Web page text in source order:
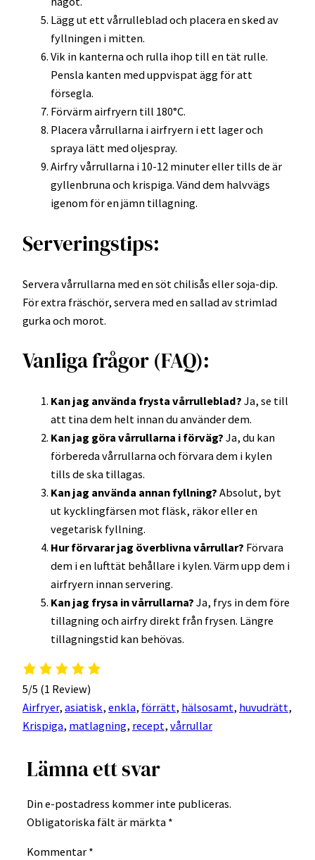
Lägg ut ett vårrulleblad och placera en sked av
fyllningen i mitten.
Vik in kanterna och rulla ihop till en tät rulle.
Pensla kanten med uppvispat ägg för att
försegla.
Förvärm airfryern till 180°C.
Placera vårrullarna i airfryern i ett lager och
spraya lätt med oljespray.
Airfry vårrullarna i 10-12 minuter eller tills de är
gyllenbruna och krispiga. Vänd dem halvvägs
igenom för en jämn tillagning.
Serveringstips:
Servera vårrullarna med en söt chilisås eller soja-dip.
För extra fräschör, servera med en sallad av strimlad
gurka och morot.
Vanliga frågor (FAQ):
Kan jag använda frysta vårrulleblad? Ja, se till
att tina dem helt innan du använder dem.
Kan jag göra vårrullarna i förväg? Ja, du kan
förbereda vårrullarna och förvara dem i kylen
tills de ska tillagas.
Kan jag använda annan fyllning? Absolut, byt
ut kycklingfärsen mot fläsk, räkor eller en
vegetarisk fyllning.
Hur förvarar jag överblivna vårrullar? Förvara
dem i en lufttät behållare i kylen. Värm upp dem i
airfryern innan servering.
Kan jag frysa in vårrullarna? Ja, frys in dem före
tillagning och airfry direkt från frysen. Längre
tillagningstid kan behövas.
5/5 (1 Review)
Airfryer, asiatisk, enkla, förrätt, hälsosamt, huvudrätt
Krispiga, matlagning, recept, vårrullar
Lämna ett svar
Din e-postadress kommer inte publiceras.
Obligatoriska fält är märkta *
Kommentar *